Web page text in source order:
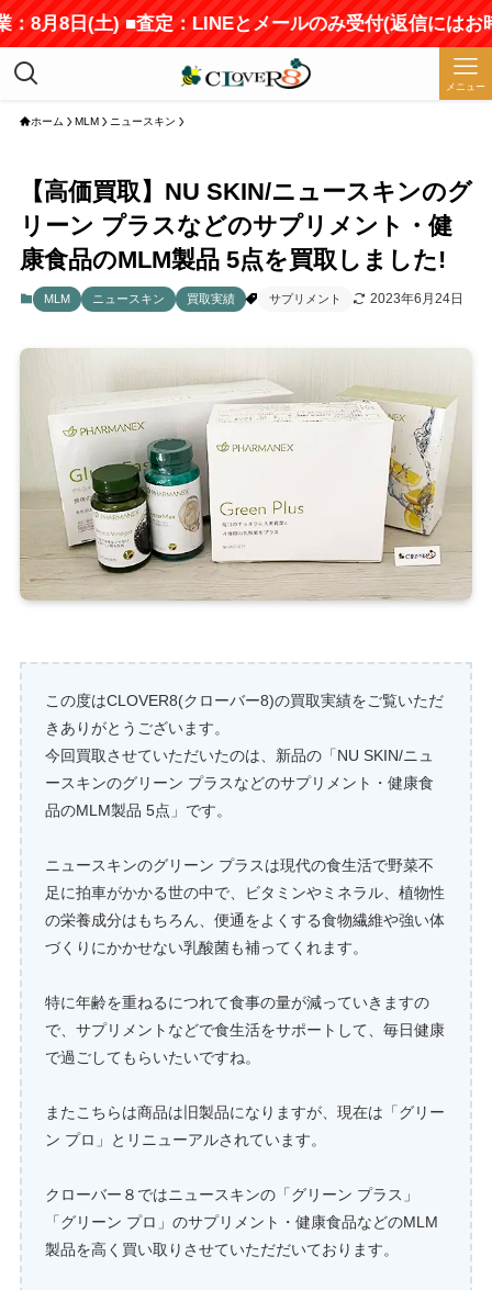
8月8日(土) ■査定：LINEとメールのみ受付(返信にはお時
メニュー
ホーム MLM ニュースキン
【高価買取】NU SKIN/ニュースキンのグ
リーン プラスなどのサプリメント・健
康食品のMLM製品 5点を買取しました!
MLM ニュースキン 買取実績 サプリメント 2023年6月24日
この度はCLOVER8(クローバー8)の買取実績をご覧いただ
きありがとうございます。
今回買取させていただいたのは、新品の「NU SKIN/ニュ
ースキンのグリーン プラスなどのサプリメント・健康食
品のMLM製品 5点」です。
ニュースキンのグリーン プラスは現代の食生活で野菜不
足に拍車がかかる世の中で、ビタミンやミネラル、植物性
の栄養成分はもちろん、便通をよくする食物繊維や強い体
づくりにかかせない乳酸菌も補ってくれます。
特に年齢を重ねるにつれて食事の量が減っていきますの
で、サプリメントなどで食生活をサポートして、毎日健康
で過ごしてもらいたいですね。
またこちらは商品は旧製品になりますが、現在は「グリー
ン プロ」とリニューアルされています。
クローバー８ではニュースキンの「グリーン プラス」
「グリーン プロ」のサプリメント・健康食品などのMLM
製品を高く買い取りさせていただだいております。